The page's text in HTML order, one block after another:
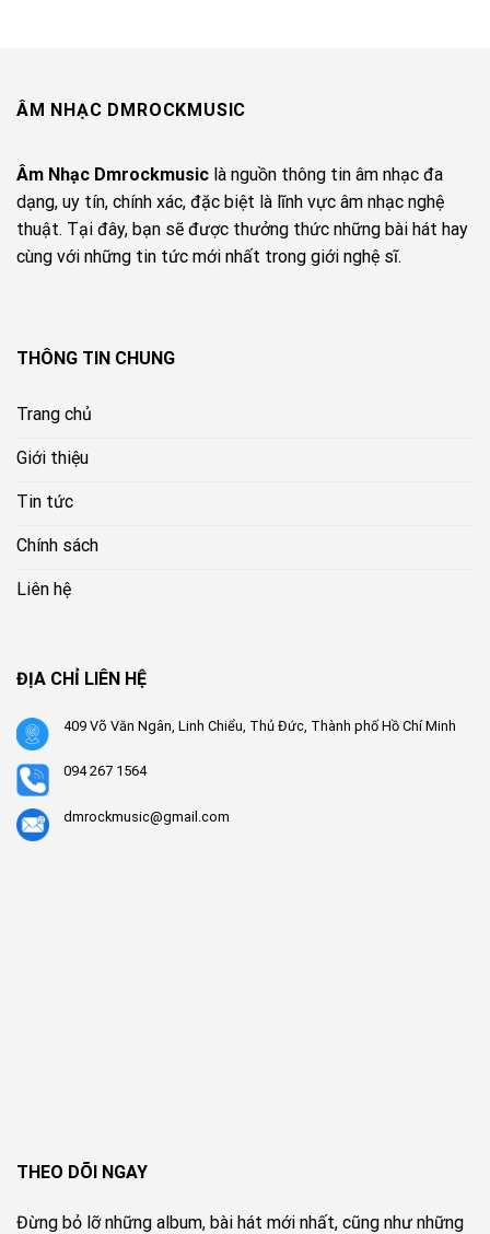
ÂM NHẠC DMROCKMUSIC
Âm Nhạc Dmrockmusic là nguồn thông tin âm nhạc đa
dạng, uy tín, chính xác, đặc biệt là lĩnh vực âm nhạc nghệ
thuật. Tại đây, bạn sẽ được thưởng thức những bài hát hay
cùng với những tin tức mới nhất trong giới nghệ sĩ.
THÔNG TIN CHUNG
Trang chủ
Giới thiệu
Tin tức
Chính sách
Liên hệ
ĐỊA CHỈ LIÊN HỆ
409 Võ Văn Ngân, Linh Chiểu, Thủ Đức, Thành phố Hồ Chí Minh
094 267 1564
dmrockmusic@gmail.com
THEO DÕI NGAY
Đừng bỏ lỡ những album, bài hát mới nhất, cũng như những